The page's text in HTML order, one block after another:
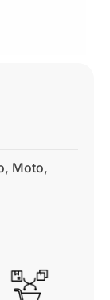
, Moto,